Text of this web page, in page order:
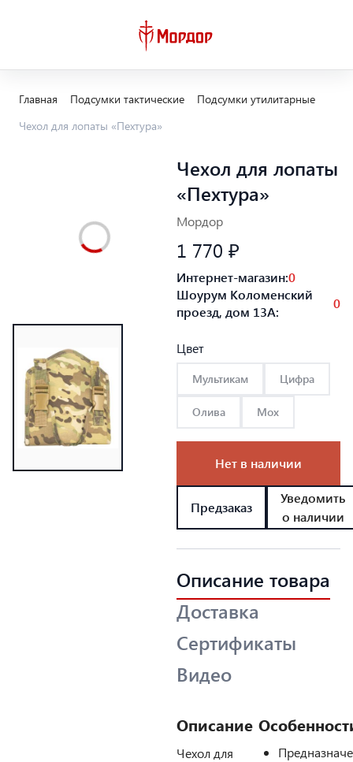
Главная Подсумки тактические
Подсумки утилитарные
Чехол для лопаты «Пехтура»
Чехол для лопаты
«Пехтура»
Мордор
1 770 ₽
Интернет-магазин:0
Шоурум Коломенский
проезд, дом 13А:
0
Цвет
Мультикам Цифра
Олива Мох
Нет в наличии
Предзаказ
Уведомить
о наличии
Описание товара
Доставка
Сертификаты
Видео
Описание
Чехол для